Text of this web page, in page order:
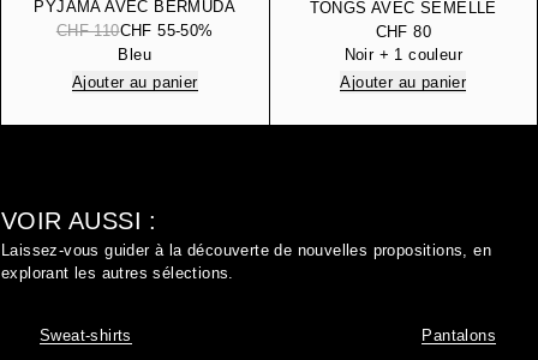
PYJAMA AVEC BERMUDA
EN JERSEY IMPRIMÉ DE
DIFFÉRENTS MOTIFS
CHF 110CHF 55-50%
Bleu
Ajouter au panier
TONGS AVEC SEMELLE
COMPENSÉE EN
CAOUTCHOUC
CHF 80
Noir + 1 couleur
Ajouter au panier
VOIR AUSSI :
Laissez-vous guider à la découverte de nouvelles propositions, en
explorant les autres sélections.
Sweat-shirts Pantalons